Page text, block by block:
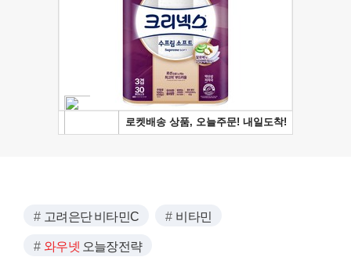
고려은단 비타민C 비타민
와우넷 오늘장전략